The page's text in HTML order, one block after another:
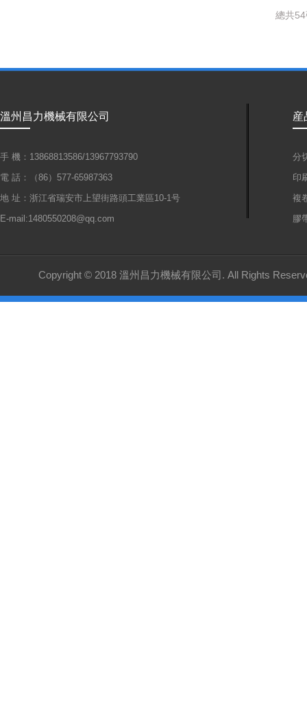
總共
溫州昌力機械有限公司
手 機：13868813586/13967793790
電 話：（86）577-65987363
地 址：浙江省瑞安市上望街路頭工業區10-1号
E-mail:1480550208@qq.com
産
分
印
複
膠
Copyright © 2018 溫州昌力機械有限公司. All Rights